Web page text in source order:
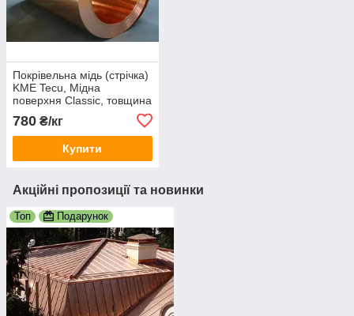
Покрівельна мідь (стрічка)
KME Tecu, Мідна
поверхня Classic, товщина
780 ₴/кг
Купити
Акційні пропозиції та новинки
Топ Подарунок